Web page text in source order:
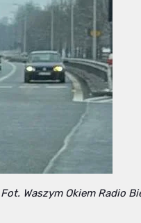
Fot. Waszym Okiem Radio